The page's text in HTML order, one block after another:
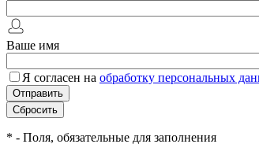
Ваше имя
Я согласен на обработку персональных
* - Поля, обязательные для заполнения